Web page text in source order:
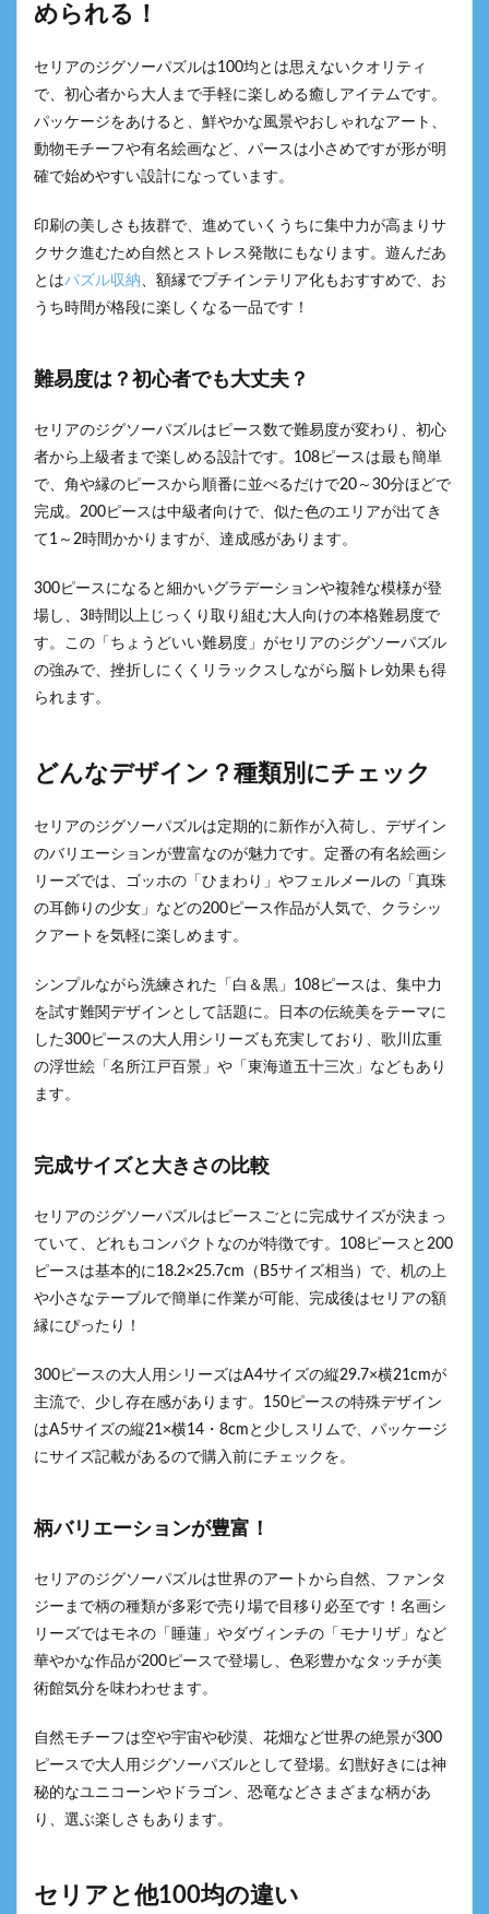
められる！
セリアのジグソーパズルは100均とは思えないクオリティ
で、初心者から大人まで手軽に楽しめる癒しアイテムです。
パッケージをあけると、鮮やかな風景やおしゃれなアート、
動物モチーフや有名絵画など、パースは小さめですが形が明
確で始めやすい設計になっています。
印刷の美しさも抜群で、進めていくうちに集中力が高まりサ
クサク進むため自然とストレス発散にもなります。遊んだあ
とはパズル収納、額縁でプチインテリア化もおすすめで、お
うち時間が格段に楽しくなる一品です！
難易度は？初心者でも大丈夫？
セリアのジグソーパズルはピース数で難易度が変わり、初心
者から上級者まで楽しめる設計です。108ピースは最も簡単
で、角や縁のピースから順番に並べるだけで20～30分ほどで
完成。200ピースは中級者向けで、似た色のエリアが出てき
て1～2時間かかりますが、達成感があります。
300ピースになると細かいグラデーションや複雑な模様が登
場し、3時間以上じっくり取り組む大人向けの本格難易度で
す。この「ちょうどいい難易度」がセリアのジグソーパズル
の強みで、挫折しにくくリラックスしながら脳トレ効果も得
られます。
どんなデザイン？種類別にチェック
セリアのジグソーパズルは定期的に新作が入荷し、デザイン
のバリエーションが豊富なのが魅力です。定番の有名絵画シ
リーズでは、ゴッホの「ひまわり」やフェルメールの「真珠
の耳飾りの少女」などの200ピース作品が人気で、クラシッ
クアートを気軽に楽しめます。
シンプルながら洗練された「白＆黒」108ピースは、集中力
を試す難関デザインとして話題に。日本の伝統美をテーマに
した300ピースの大人用シリーズも充実しており、歌川広重
の浮世絵「名所江戸百景」や「東海道五十三次」などもあり
ます。
完成サイズと大きさの比較
セリアのジグソーパズルはピースごとに完成サイズが決まっ
ていて、どれもコンパクトなのが特徴です。108ピースと200
ピースは基本的に18.2×25.7cm（B5サイズ相当）で、机の上
や小さなテーブルで簡単に作業が可能、完成後はセリアの額
縁にぴったり！
300ピースの大人用シリーズはA4サイズの縦29.7×横21cmが
主流で、少し存在感があります。150ピースの特殊デザイン
はA5サイズの縦21×横14・8cmと少しスリムで、パッケージ
にサイズ記載があるので購入前にチェックを。
柄バリエーションが豊富！
セリアのジグソーパズルは世界のアートから自然、ファンタ
ジーまで柄の種類が多彩で売り場で目移り必至です！名画シ
リーズではモネの「睡蓮」やダヴィンチの「モナリザ」など
華やかな作品が200ピースで登場し、色彩豊かなタッチが美
術館気分を味わわせます。
自然モチーフは空や宇宙や砂漠、花畑など世界の絶景が300
ピースで大人用ジグソーパズルとして登場。幻獣好きには神
秘的なユニコーンやドラゴン、恐竜などさまざまな柄があ
り、選ぶ楽しさもあります。
セリアと他100均の違い